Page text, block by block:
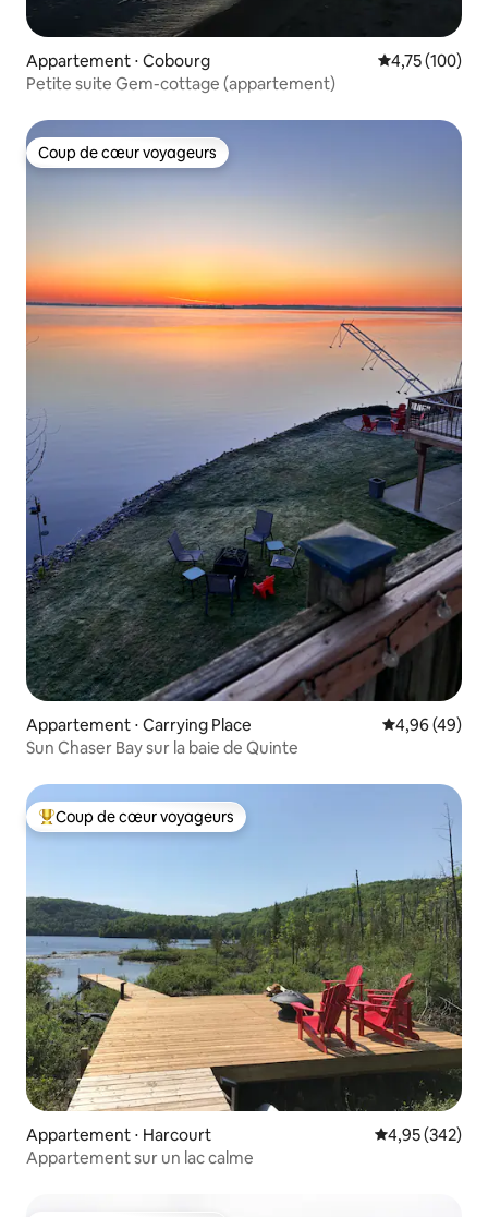
Appartement ⋅ Cobourg Évaluation
4,75 (100)
Petite suite Gem-cottage (appartement)
Coup de cœur voyageurs
Coup de cœur voyageurs
Appartement ⋅ Carrying Place Évaluation
4,96 (49)
Sun Chaser Bay sur la baie de Quinte
Coups de cœur voyageurs les plus appréciés
Coup de cœur voyageurs
Appartement ⋅ Harcourt Évaluation
4,95 (342)
Appartement sur un lac calme